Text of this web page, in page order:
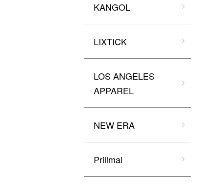
KANGOL
LIXTICK
LOS ANGELES
APPAREL
NEW ERA
Prillmal